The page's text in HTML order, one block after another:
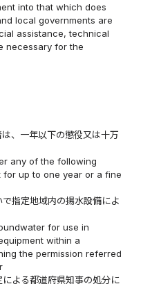
into that which does
local governments are
assistance, technical
necessary for the
、一年以下の懲役又は十万
any of the following
for up to one year or a fine
指定地域内の揚水設備によ
for use in
within a
the permission referred
よる都道府県知事の処分に